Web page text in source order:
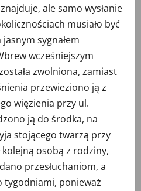
ale samo wysłanie
musiało być
jasnym sygnałem
wcześniejszym
zwolniona, zamiast
przewieziono ją z
więzienia przy ul.
ją do środka, na
stojącego twarzą przy
kolejną osobą z rodziny,
przesłuchaniom, a
ponieważ